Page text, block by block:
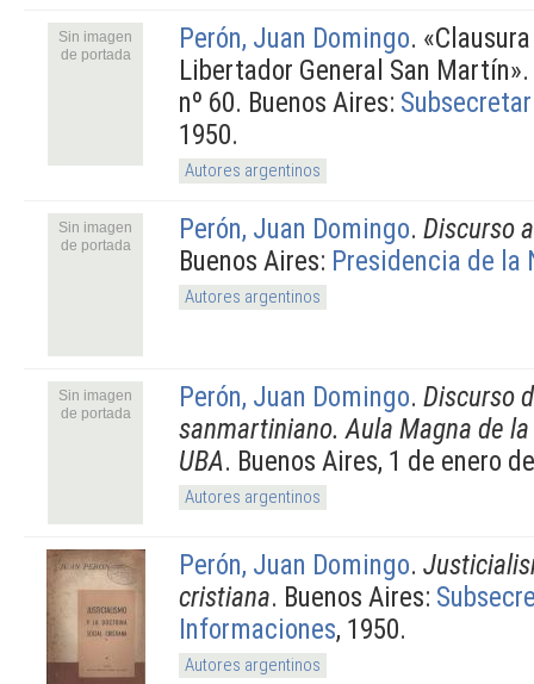
Sin imagen
de portada
Perón, Juan Domingo.
Libertador General San
nº 60. Buenos Aires:
1950.
Autores argentinos
Sin imagen
de portada
Perón, Juan Domingo. Discurso
Buenos Aires: Presidencia de la
Autores argentinos
Sin imagen
de portada
Perón, Juan Domingo. Discurso
sanmartiniano. Aula Magna de
UBA. Buenos Aires, 1 de enero
Autores argentinos
Perón, Juan Domingo.
cristiana. Buenos Aires:
Informaciones, 1950.
Autores argentinos